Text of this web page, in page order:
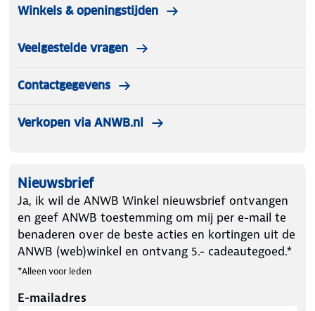
Winkels & openingstijden
Veelgestelde vragen
Contactgegevens
Verkopen via ANWB.nl
Nieuwsbrief
Ja, ik wil de ANWB Winkel nieuwsbrief ontvangen
en geef ANWB toestemming om mij per e-mail te
benaderen over de beste acties en kortingen uit de
ANWB (web)winkel en ontvang 5.- cadeautegoed.*
*Alleen voor leden
E-mailadres